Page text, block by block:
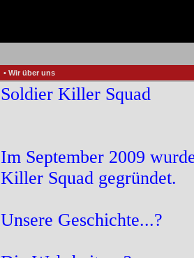
• Wir über uns
Soldier Killer Squad
Im September 2009
Killer Squad gegründet.
Unsere Geschichte...?